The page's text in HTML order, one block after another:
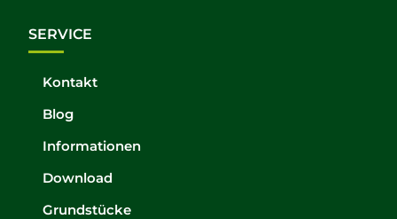
SERVICE
Kontakt
Blog
Informationen
Download
Grundstücke